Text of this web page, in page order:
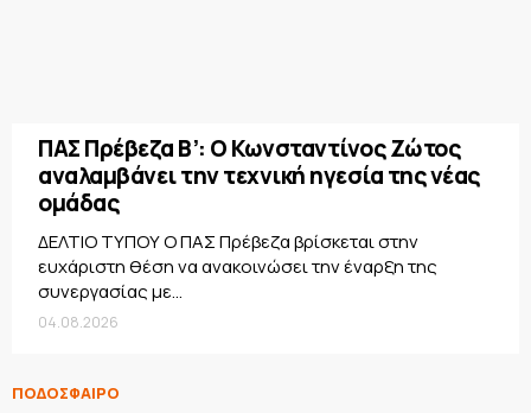
ΠΑΣ Πρέβεζα Β’: Ο Κωνσταντίνος Ζώτος
αναλαμβάνει την τεχνική ηγεσία της νέας
ομάδας
ΔΕΛΤΙΟ ΤΥΠΟΥ Ο ΠΑΣ Πρέβεζα βρίσκεται στην
ευχάριστη θέση να ανακοινώσει την έναρξη της
συνεργασίας με...
04.08.2026
ΠΟΔΟΣΦΑΙΡΟ